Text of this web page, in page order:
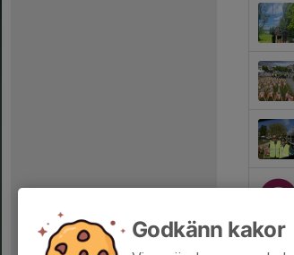
Godkänn kakor